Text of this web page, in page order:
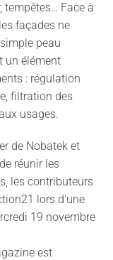
tempêtes… Face à
façades ne
peau
un élément
: régulation
filtration des
usages.
de Nobatek et
réunir les
les contributeurs
lors d'une
19 novembre
est